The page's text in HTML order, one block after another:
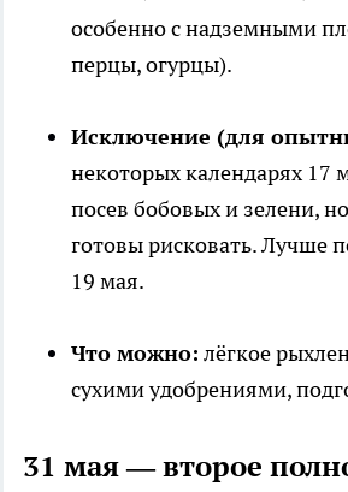
особенно с надземными
перцы, огурцы).
Исключение (для
некоторых календарях 17
посев бобовых и зелени,
готовы рисковать. Лучше
19 мая.
Что можно: лёгкое
сухими удобрениями,
31 мая — второе